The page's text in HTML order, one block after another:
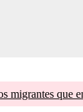
migrantes que